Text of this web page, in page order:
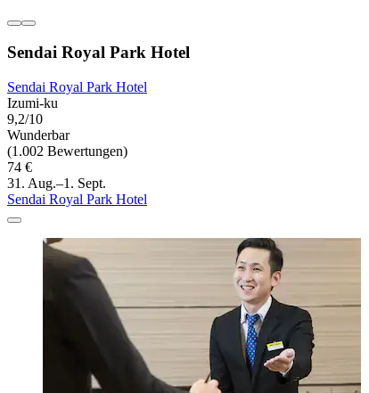
Sendai Royal Park Hotel
Sendai Royal Park Hotel
Izumi-ku
9,2/10
Wunderbar
(1.002 Bewertungen)
74 €
31. Aug.–1. Sept.
Sendai Royal Park Hotel